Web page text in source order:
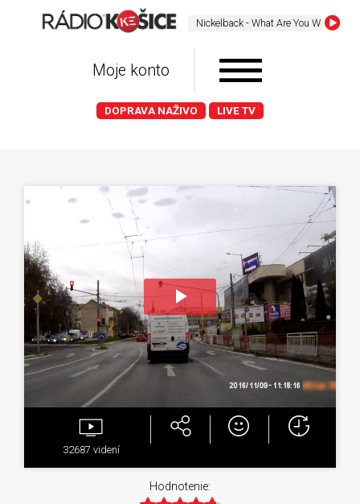
Nickelback - What Are You Waiting For
Moje konto
DOPRAVA NAŽIVO LIVE TV
Play
Video
32687videní
Hodnotenie: